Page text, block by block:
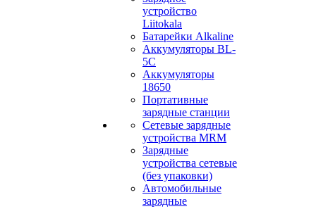
устройство
Liitokala
Батарейки Alkaline
Аккумуляторы BL-
5C
Аккумуляторы
18650
Портативные
зарядные станции
Сетевые зарядные
устройства MRM
Зарядные
устройства сетевые
(без упаковки)
Автомобильные
зарядные